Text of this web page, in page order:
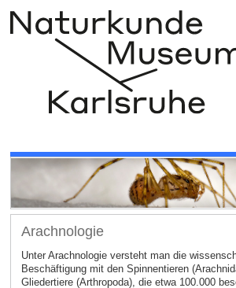
Arachnologie
Unter Arachnologie versteht man die
Beschäftigung mit den Spinnentieren
Gliedertiere (Arthropoda), die etwa 100.000